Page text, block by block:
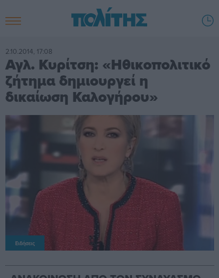
2.10.2014, 17:08
Αγλ. Κυρίτση: «Ηθικοπολιτικό
ζήτημα δημιουργεί η
δικαίωση Καλογήρου»
Ειδήσεις